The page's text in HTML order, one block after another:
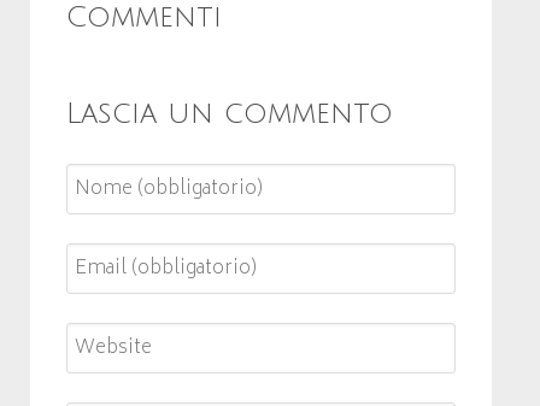
Commenti
Lascia un commento